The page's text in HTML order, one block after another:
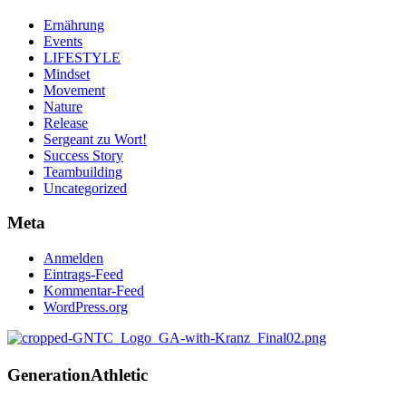
Ernährung
Events
LIFESTYLE
Mindset
Movement
Nature
Release
Sergeant zu Wort!
Success Story
Teambuilding
Uncategorized
Meta
Anmelden
Eintrags-Feed
Kommentar-Feed
WordPress.org
GenerationAthletic